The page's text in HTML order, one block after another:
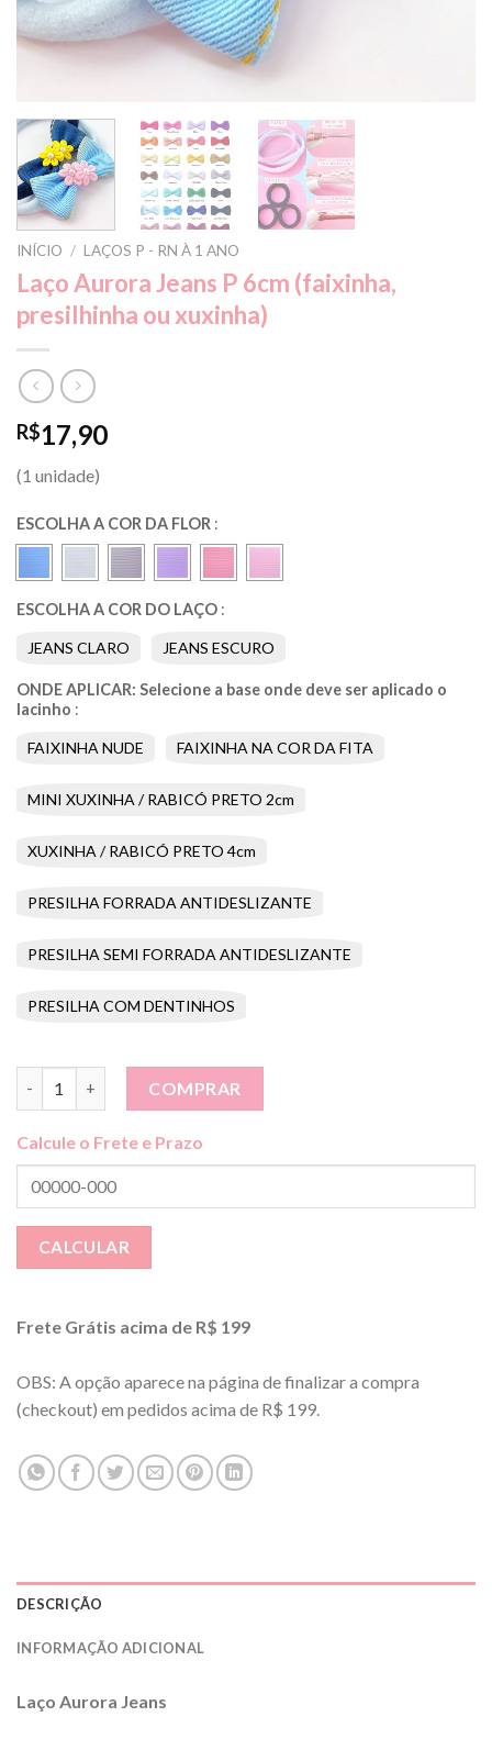
INÍCIO / LAÇOS P - RN À 1 ANO
Laço Aurora Jeans P 6cm (faixinha,
presilhinha ou xuxinha)
R$17,90
(1 unidade)
ESCOLHA A COR DA FLOR :
ESCOLHA A COR DO LAÇO :
JEANS CLARO JEANS ESCURO
ONDE APLICAR: Selecione a base onde deve ser aplicado o
lacinho :
FAIXINHA NUDE FAIXINHA NA COR DA FITA
MINI XUXINHA / RABICÓ PRETO 2cm
XUXINHA / RABICÓ PRETO 4cm
PRESILHA FORRADA ANTIDESLIZANTE
PRESILHA SEMI FORRADA ANTIDESLIZANTE
PRESILHA COM DENTINHOS
COMPRAR
Calcule o Frete e Prazo
Frete Grátis acima de R$ 199
OBS: A opção aparece na página de finalizar a compra
(checkout) em pedidos acima de R$ 199.
DESCRIÇÃO
INFORMAÇÃO ADICIONAL
Laço Aurora Jeans